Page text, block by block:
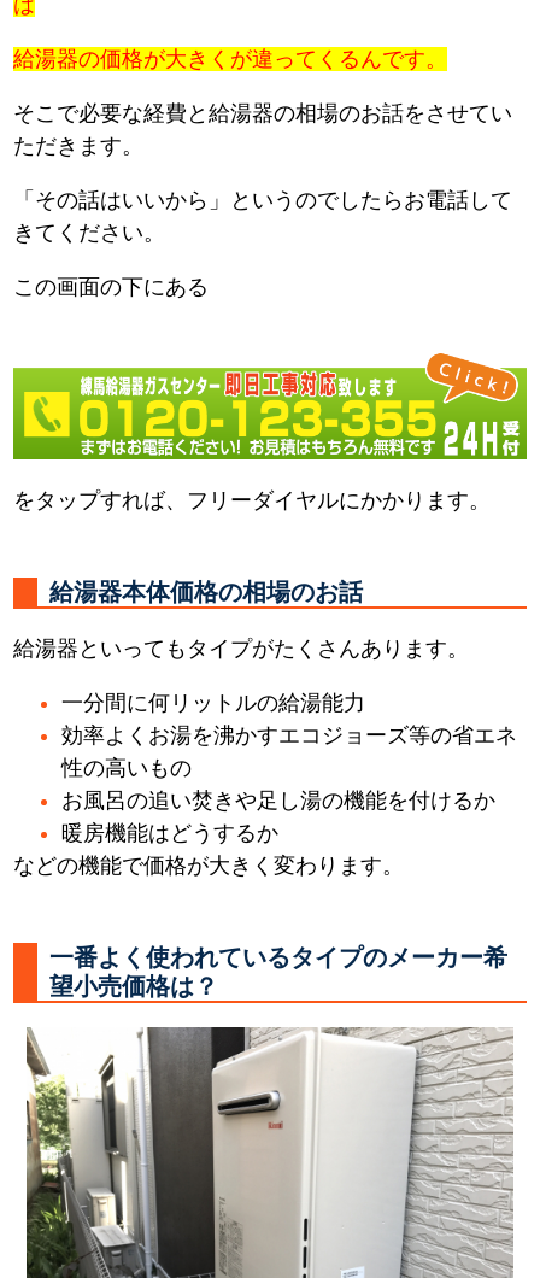
給湯器の価格が大きくが違ってくるんです。
そこで必要な経費と給湯器の相場のお話をさせてい
ただきます。
「その話はいいから」というのでしたらお電話して
きてください。
この画面の下にある
をタップすれば、フリーダイヤルにかかります。
給湯器本体価格の相場のお話
給湯器といってもタイプがたくさんあります。
一分間に何リットルの給湯能力
効率よくお湯を沸かすエコジョーズ等の省エネ
性の高いもの
お風呂の追い焚きや足し湯の機能を付けるか
暖房機能はどうするか
などの機能で価格が大きく変わります。
一番よく使われているタイプのメーカー希
望小売価格は？